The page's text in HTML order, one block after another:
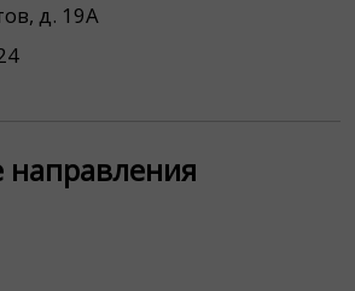
д. 19А